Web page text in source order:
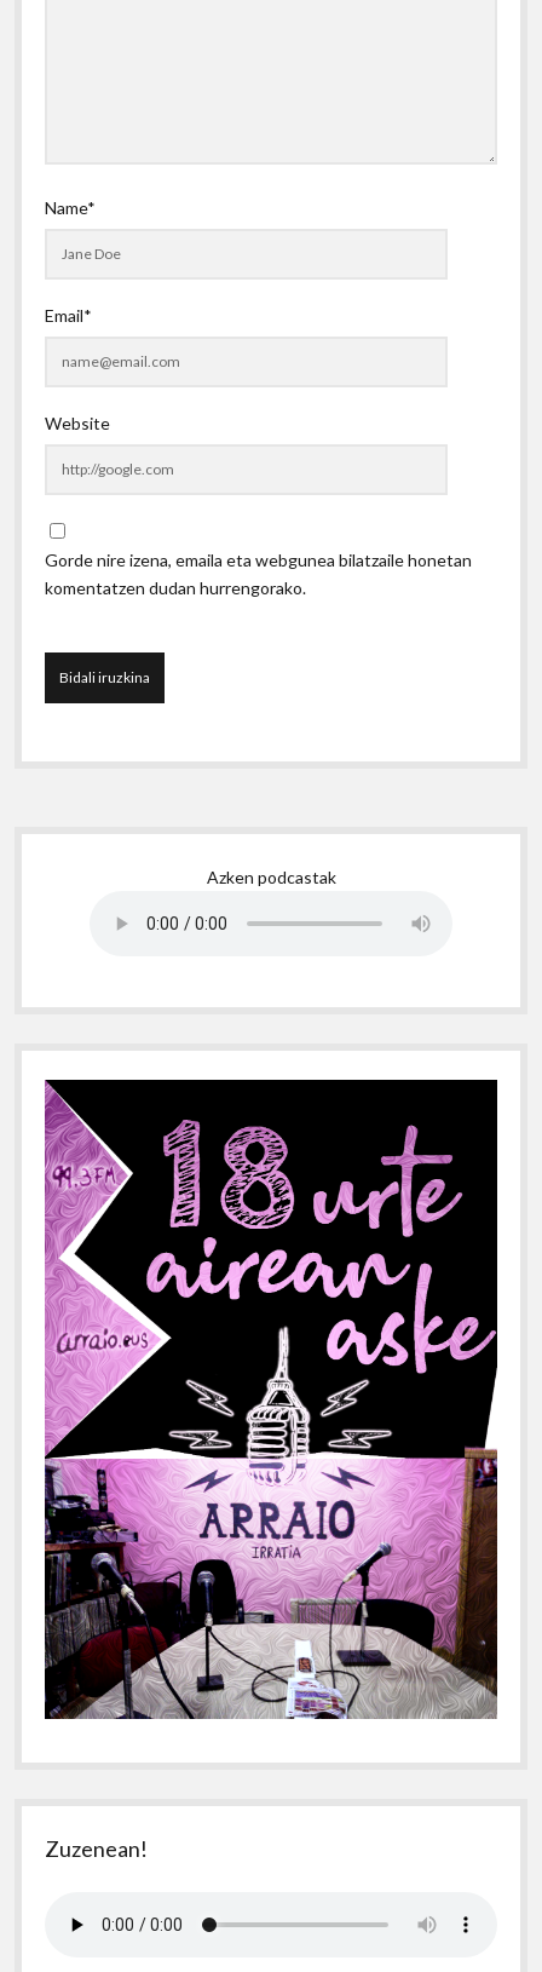
Name*
Email*
Website
Gorde nire izena, emaila eta webgunea bilatzaile honetan
komentatzen dudan hurrengorako.
Sidebar
Azken podcastak
Zuzenean!